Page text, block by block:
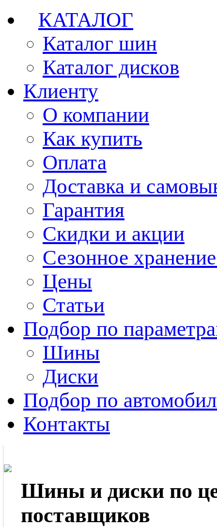
КАТАЛОГ
Каталог шин
Каталог дисков
Клиенту
О компании
Как купить
Оплата
Доставка и
Гарантия
Скидки и акции
Сезонное
Цены
Статьи
Подбор по
Шины
Диски
Подбор по
Контакты
Шины и диски по
поставщиков